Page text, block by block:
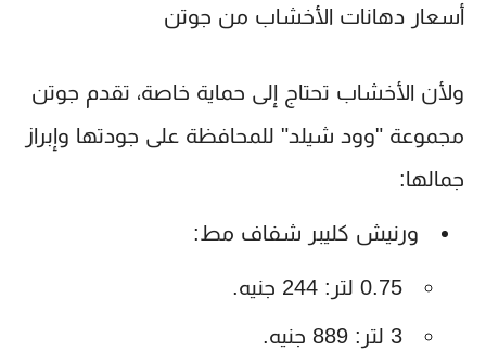
أسعار دهانات الأخشاب من جوتن
ولأن الأخشاب تحتاج إلى حماية خاصة، تقدم جوتن
مجموعة "وود شيلد" للمحافظة على جودتها وإبراز
جمالها:
ورنيش كليبر شفاف مط:
0.75 لتر: 244 جنيه.
3 لتر: 889 جنيه.